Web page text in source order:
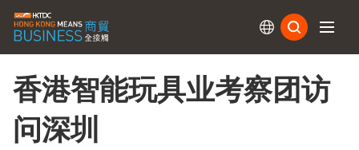
香港智能玩具业考察团访
问深圳